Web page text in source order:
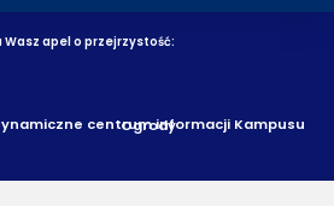
apel o przejrzystość:
Dynamiczne centrum informacji Kampusu Ogrody